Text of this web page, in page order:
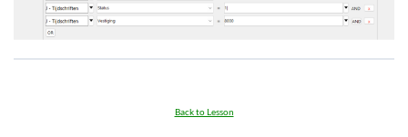
Back to Lesson